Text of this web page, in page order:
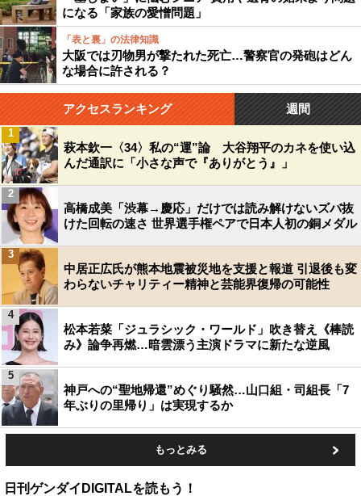
になる「家族の愛憎問題」
「表と裏」の法律知識
大阪では刃物男が撃たれた死亡…警察官の発砲はどん
な場合に許される？
アクセスランキング 週間
萩本欽一〈34〉私の“運”論 大谷翔平のカネを使い込
んだ通訳に「小さな声で『ありがとう』」
1
高橋成美「渋幕→慶応」だけでは読み解けないズバ抜
けた回転の速さ 世界選手権ペアで日本人初の銅メダル
2
中居正広氏が熊本地震被災地を支援と報道 引退後も変
わらないチャリティー精神と芸能界復帰の可能性
3
松本若菜「ジュラシック・ワールド」吹き替え《棒読
み》論争再燃…暗雲漂う主演ドラマに新たな逆風
4
神戸への“聖地帰還”めぐり騒然…山口組・司組長「7
年ぶりの里帰り」は実現するか
5
もっとみる
日刊ゲンダイDIGITALを読もう！